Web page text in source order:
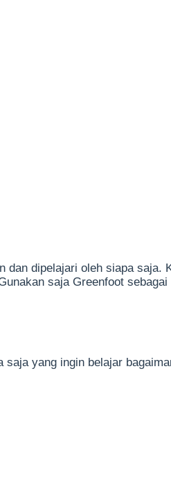
dipelajari oleh siapa
saja Greenfoot
yang ingin belajar